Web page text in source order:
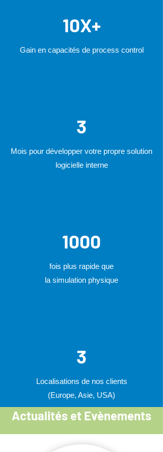
10X+
Gain en capacités de process control
3
Mois pour développer votre propre solution
logicielle interne
1000
fois plus rapide que
la simulation physique
3
Localisations de nos clients
(Europe, Asie, USA)
Actualités et Evènements